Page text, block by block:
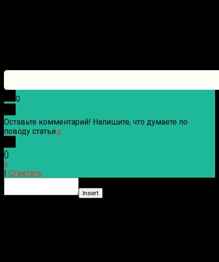
0
Оставьте комментарий! Напишите, что думаете по
поводу статьи.x
()
x
Ответить
Insert